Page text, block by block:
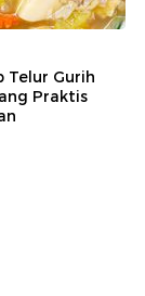
Telur Gurih
Praktis